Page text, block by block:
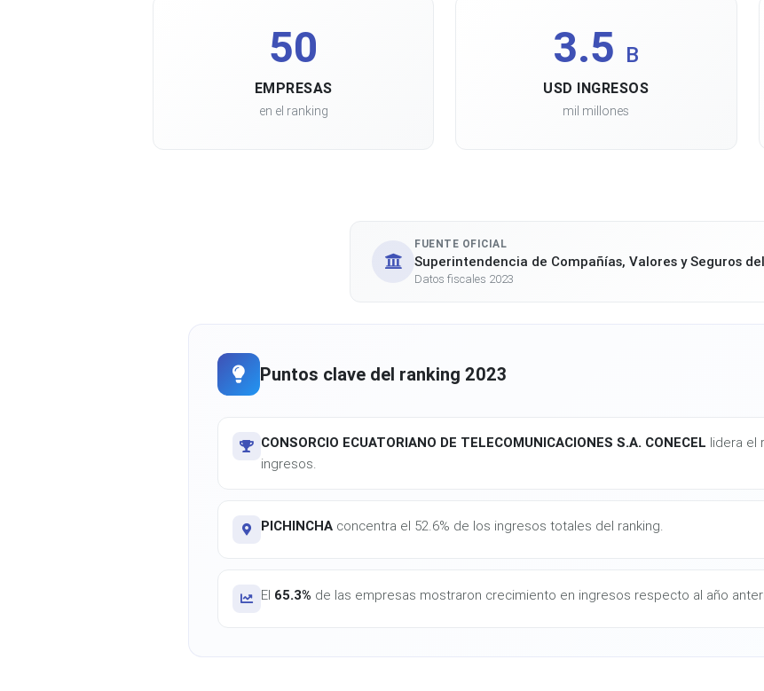
50
EMPRESAS
en el ranking
3.5 B
USD INGRESOS
mil millones
FUENTE OFICIAL
Superintendencia de Compañías, Valores y Seguros
Datos fiscales 2023
Puntos clave del ranking 2023
CONSORCIO ECUATORIANO DE TELECOMUNICACIONES S.A. CONECEL lidera el
ingresos.
PICHINCHA concentra el 52.6% de los ingresos totales del ranking.
El 65.3% de las empresas mostraron crecimiento en ingresos respecto al año